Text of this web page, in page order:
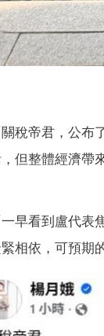
稅帝君，公布
但整體經濟帶
早看到盧代表
相依，可預期